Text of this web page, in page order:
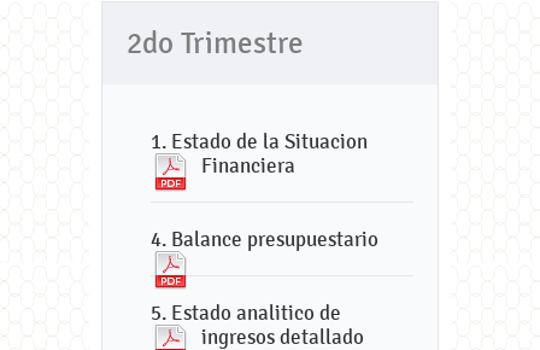
2do Trimestre
1. Estado de la Situacion
Financiera
4. Balance presupuestario
5. Estado analitico de
ingresos detallado